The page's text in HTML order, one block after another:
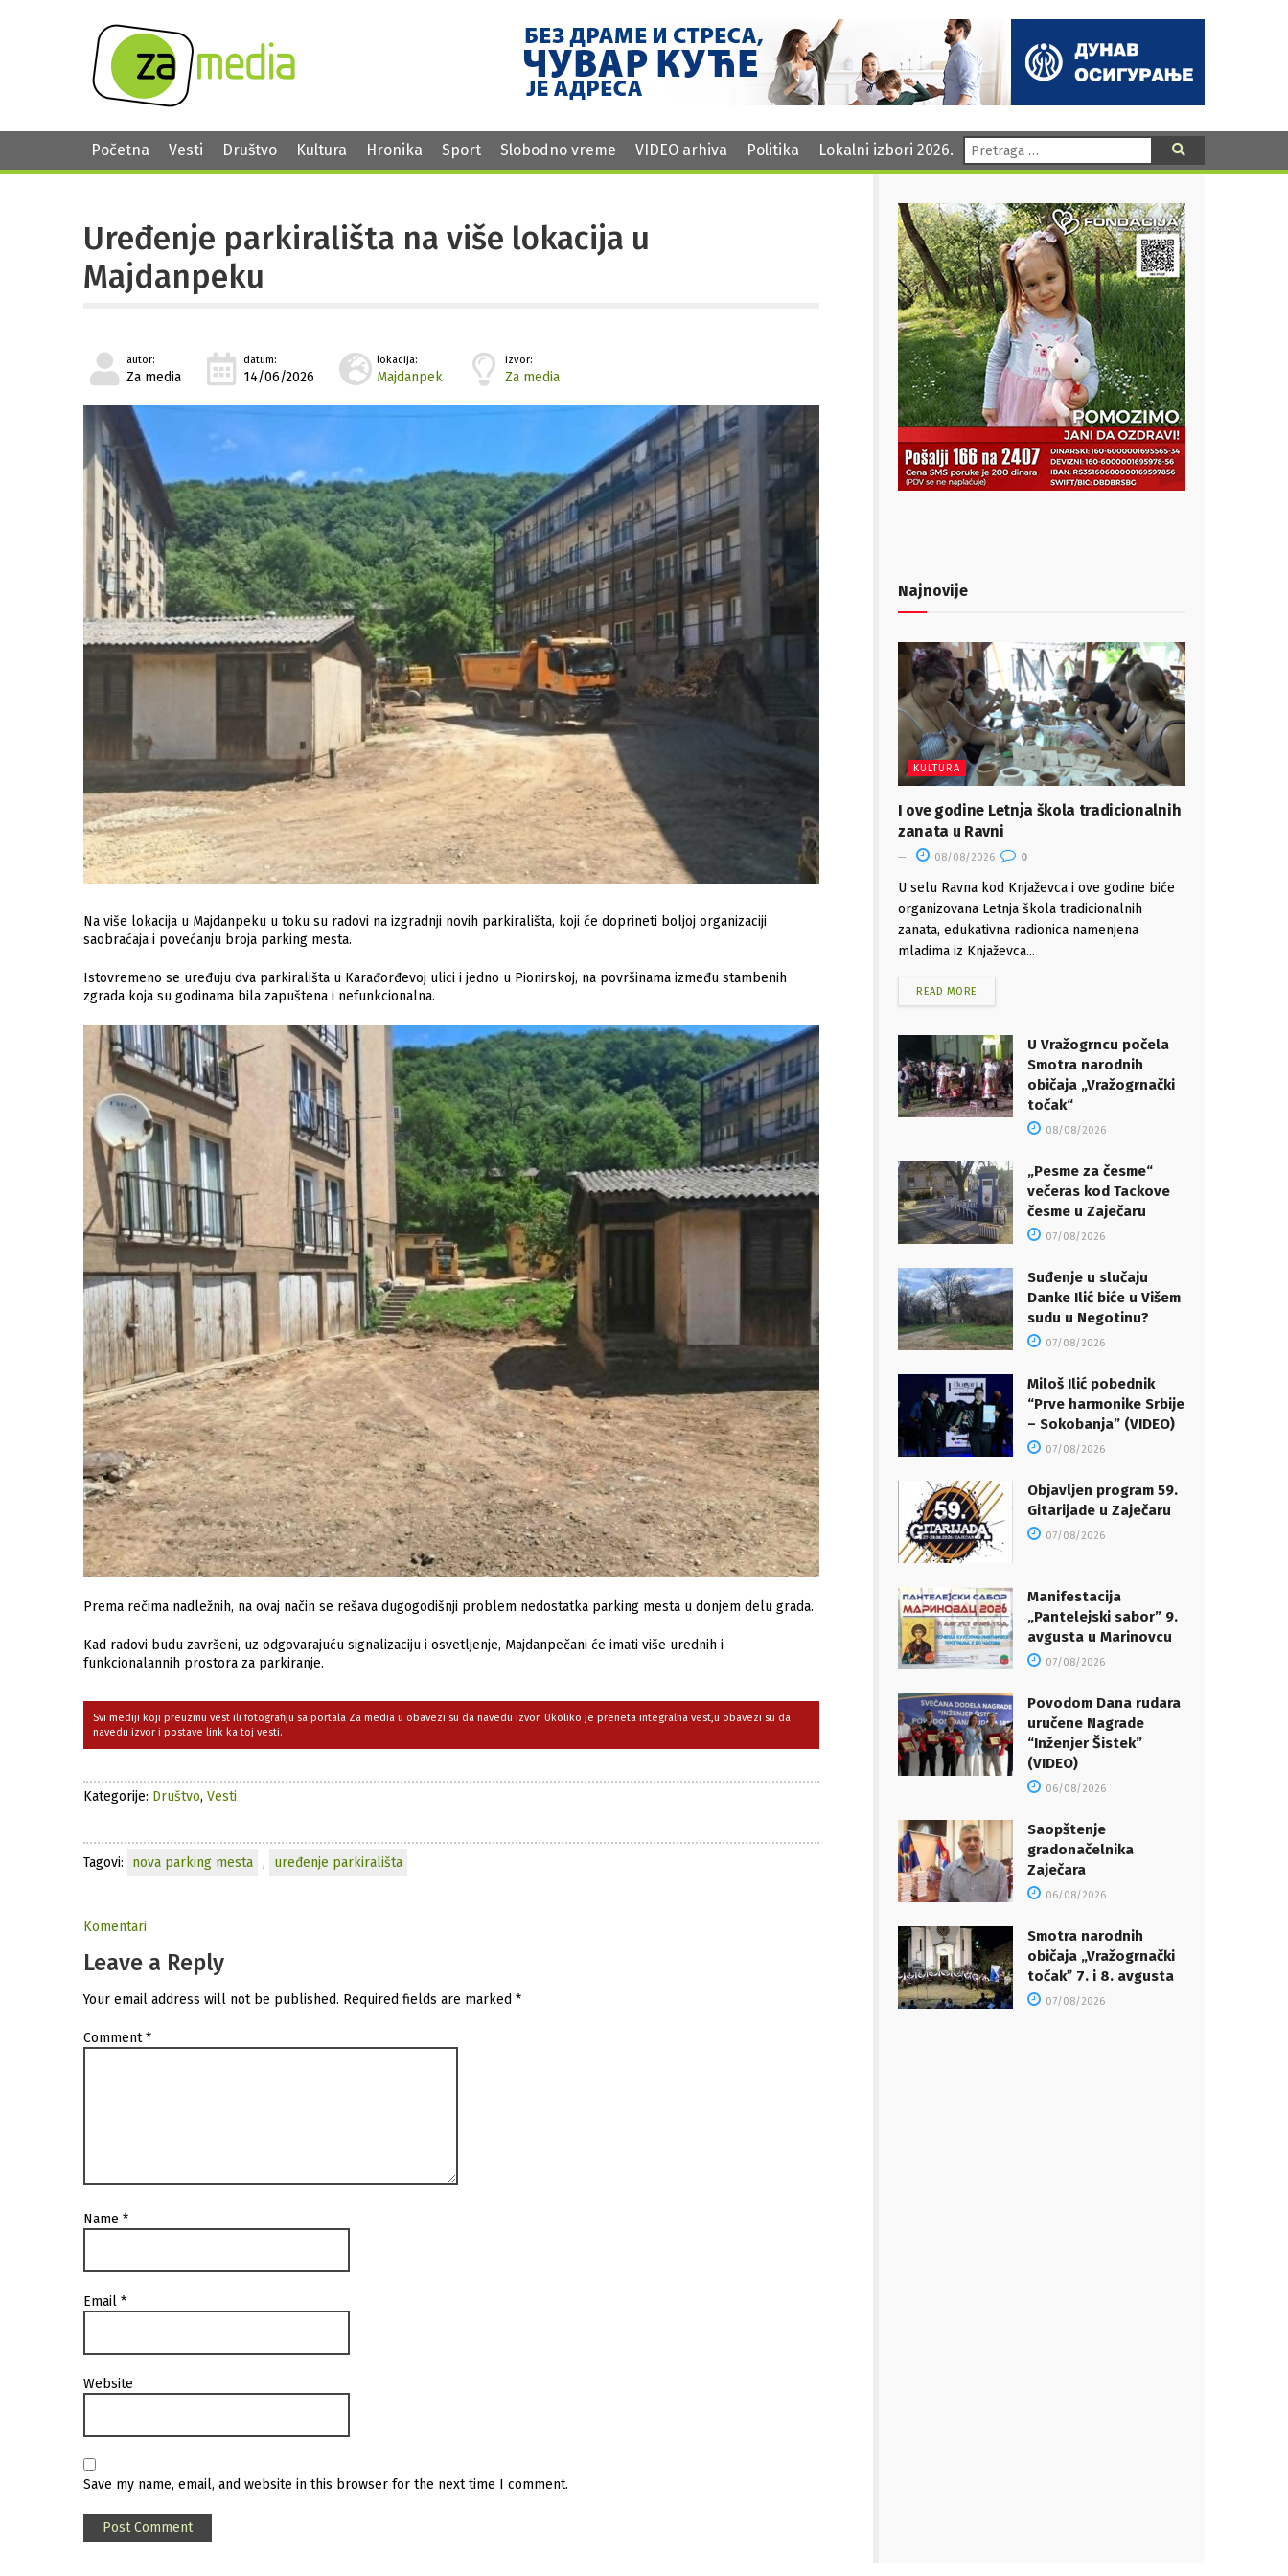
Početna Vesti Društvo Kultura Hronika Sport Slobodno vreme VIDEO arhiva Politika Lokalni izbori 2026. Pretraga:
Uređenje parkirališta na više lokacija u
Majdanpeku
autor:
Za media
datum:
14/06/2026
lokacija:
Majdanpek
izvor:
Za media
Na više lokacija u Majdanpeku u toku su radovi na izgradnji novih parkirališta, koji će doprineti boljoj organizaciji
saobraćaja i povećanju broja parking mesta.
Istovremeno se uređuju dva parkirališta u Karađorđevoj ulici i jedno u Pionirskoj, na površinama između stambenih
zgrada koja su godinama bila zapuštena i nefunkcionalna.
Prema rečima nadležnih, na ovaj način se rešava dugogodišnji problem nedostatka parking mesta u donjem delu grada.
Kad radovi budu završeni, uz odgovarajuću signalizaciju i osvetljenje, Majdanpečani će imati više urednih i
funkcionalannih prostora za parkiranje.
Svi mediji koji preuzmu vest ili fotografiju sa portala Za media u obavezi su da navedu izvor. Ukoliko je preneta integralna vest,u obavezi su da
navedu izvor i postave link ka toj vesti.
Kategorije: Društvo, Vesti
Tagovi: nova parking mesta , uređenje parkirališta
Komentari
Leave a Reply
Your email address will not be published. Required fields are marked *
Comment*
Name *
Email *
Website
Save my name, email, and website in this browser for the next time I comment.
Najnovije
KULTURA
I ove godine Letnja škola tradicionalnih
zanata u Ravni
08/08/2026 0
U selu Ravna kod Knjaževca i ove godine biće
organizovana Letnja škola tradicionalnih
zanata, edukativna radionica namenjena
mladima iz Knjaževca...
READ MORE
U Vražogrncu počela
Smotra narodnih
običaja „Vražogrnački
točak“
08/08/2026
„Pesme za česme“
večeras kod Tackove
česme u Zaječaru
07/08/2026
Suđenje u slučaju
Danke Ilić biće u Višem
sudu u Negotinu?
07/08/2026
Miloš Ilić pobednik
“Prve harmonike Srbije
– Sokobanja” (VIDEO)
07/08/2026
Objavljen program 59.
Gitarijade u Zaječaru
07/08/2026
Manifestacija
„Pantelejski sabor” 9.
avgusta u Marinovcu
07/08/2026
Povodom Dana rudara
uručene Nagrade
“Inženjer Šistek”
(VIDEO)
06/08/2026
Saopštenje
gradonačelnika
Zaječara
06/08/2026
Smotra narodnih
običaja „Vražogrnački
točakˮ 7. i 8. avgusta
07/08/2026